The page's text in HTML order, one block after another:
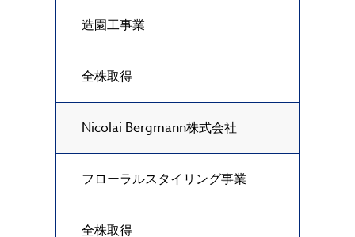
造園工事業
全株取得
Nicolai Bergmann株式会社
フローラルスタイリング事業
全株取得